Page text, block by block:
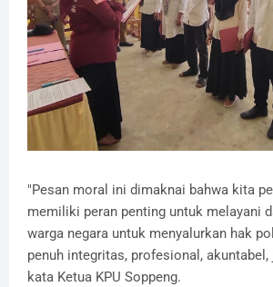
"Pesan moral ini dimaknai bahwa kita
memiliki peran penting untuk melayani
warga negara untuk menyalurkan hak
penuh integritas, profesional, akuntabel,
kata Ketua KPU Soppeng.